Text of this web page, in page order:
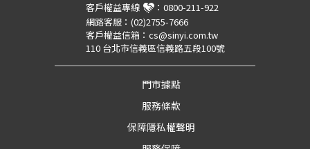
客戶權益專線 ： 0800-211-922
網路客服： (02)2755-7666
客戶權益信箱： cs@sinyi.com.tw
110 台北市信義區信義路五段100號
門市據點
服務條款
保障隱私權聲明